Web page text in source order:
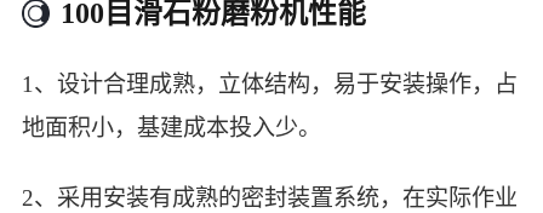
100目滑石粉磨粉机性能
1、设计合理成熟，立体结构，易于安装操作，占
地面积小，基建成本投入少。
2、采用安装有成熟的密封装置系统，在实际作业